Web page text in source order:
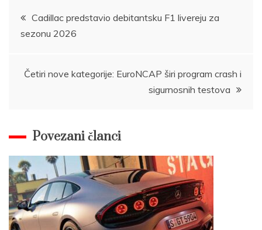
Post
navigation
Cadillac predstavio debitantsku F1 livereju za
sezonu 2026
Četiri nove kategorije: EuroNCAP širi program crash i
sigurnosnih testova
Povezani članci